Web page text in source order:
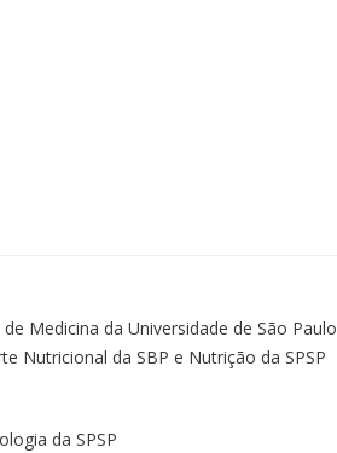
Medicina da Universidade de São Paulo
Nutricional da SBP e Nutrição da SPSP
da SPSP